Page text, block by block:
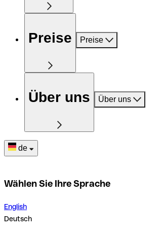
Preise Preise
Über uns Über uns
de
Wählen Sie Ihre Sprache
English
Deutsch